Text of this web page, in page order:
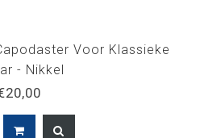
Voor Klassieke
- Nikkel